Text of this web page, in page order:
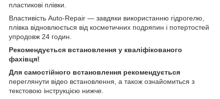
пластикові плівки.
Властивість Auto-Repair — завдяки використанню гідрогелю,
плівка відновлюється від косметичних подряпин і потертостей
упродовж 24 годин.
Рекомендується встановлення у кваліфікованого
фахівця!
Для самостійного встановлення рекомендується
переглянути відео встановлення, а також ознайомиться з
текстовою інструкцією нижче.